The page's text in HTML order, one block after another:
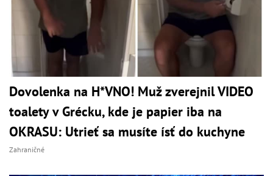
Dovolenka na H*VNO! Muž zverejnil VIDEO
toalety v Grécku, kde je papier iba na
OKRASU: Utrieť sa musíte ísť do kuchyne
Zahraničné